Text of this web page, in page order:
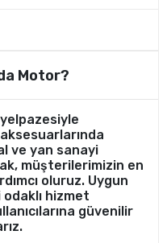
Motor?
ve yan sanayi
müşterilerimizin en
oluruz. Uygun
hizmet
güvenilir